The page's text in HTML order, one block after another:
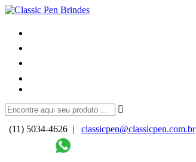
(11) 5034-4626 |
classicpen@classicpen.com.br